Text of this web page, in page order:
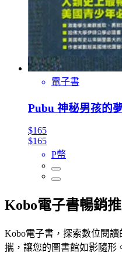
電子書
Pubu 神秘男孩的
$165
$165
P幣
Kobo電子書暢銷
Kobo電子書，探索數位閱
攜，讓您的圖書館如影隨形